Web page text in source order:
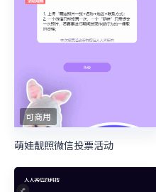
可商用
萌娃靓照微信投票活动